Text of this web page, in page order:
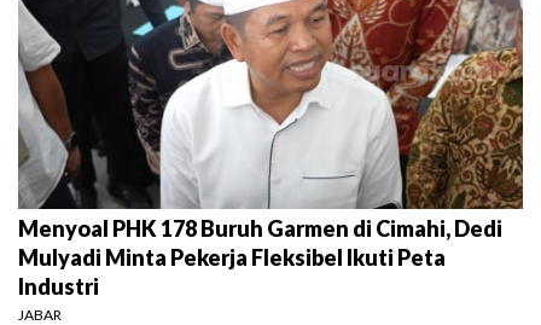
Menyoal PHK 178 Buruh Garmen di Cimahi, Dedi
Mulyadi Minta Pekerja Fleksibel Ikuti Peta
Industri
JABAR